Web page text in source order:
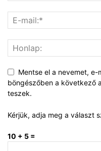
Mentse el a nevemet,
böngészőben a következő
teszek.
Kérjük, adja meg a választ
10 + 5 =